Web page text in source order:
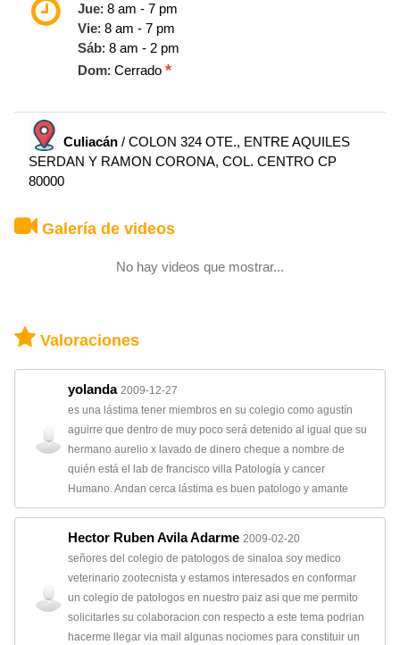
Jue: 8 am - 7 pm
Vie: 8 am - 7 pm
Sáb: 8 am - 2 pm
Dom: Cerrado *
Culiacán / COLON 324 OTE., ENTRE AQUILES
SERDAN Y RAMON CORONA, COL. CENTRO CP
80000
Galería de videos
No hay videos que mostrar...
Valoraciones
yolanda 2009-12-27
es una lástima tener miembros en su colegio como agustí­n
aguirre que dentro de muy poco será detenido al igual que su
hermano aurelio x lavado de dinero cheque a nombre de
quién está el lab de francisco villa Patologí­a y cancer
Humano. Andan cerca lástima es buen patologo y amante
Hector Ruben Avila Adarme 2009-02-20
señores del colegio de patologos de sinaloa soy medico
veterinario zootecnista y estamos interesados en conformar
un colegio de patologos en nuestro paiz asi que me permito
solicitarles su colaboracion con respecto a este tema podrian
hacerme llegar via mail algunas nociomes para constituir un